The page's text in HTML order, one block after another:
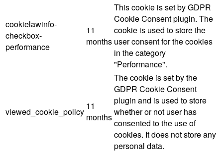
cookielawinfo-
checkbox-
performance
11
months
This cookie is set by GDPR
Cookie Consent plugin. The
cookie is used to store the
user consent for the cookies
in the category
"Performance".
viewed_cookie_policy
11
months
The cookie is set by the
GDPR Cookie Consent
plugin and is used to store
whether or not user has
consented to the use of
cookies. It does not store any
personal data.